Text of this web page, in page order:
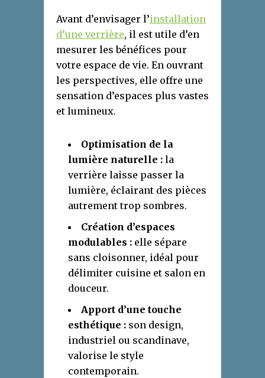
Avant d’envisager l’installation
d’une verrière, il est utile d’en
mesurer les bénéfices pour
votre espace de vie. En ouvrant
les perspectives, elle offre une
sensation d’espaces plus vastes
et lumineux.
Optimisation de la
lumière naturelle : la
verrière laisse passer la
lumière, éclairant des pièces
autrement trop sombres.
Création d’espaces
modulables : elle sépare
sans cloisonner, idéal pour
délimiter cuisine et salon en
douceur.
Apport d’une touche
esthétique : son design,
industriel ou scandinave,
valorise le style
contemporain.